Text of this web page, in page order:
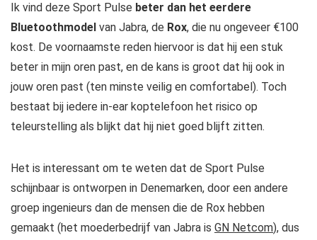
Ik vind deze Sport Pulse beter dan het eerdere
Bluetoothmodel van Jabra, de Rox, die nu ongeveer €100
kost. De voornaamste reden hiervoor is dat hij een stuk
beter in mijn oren past, en de kans is groot dat hij ook in
jouw oren past (ten minste veilig en comfortabel). Toch
bestaat bij iedere in-ear koptelefoon het risico op
teleurstelling als blijkt dat hij niet goed blijft zitten.
Het is interessant om te weten dat de Sport Pulse
schijnbaar is ontworpen in Denemarken, door een andere
groep ingenieurs dan de mensen die de Rox hebben
gemaakt (het moederbedrijf van Jabra is GN Netcom), dus